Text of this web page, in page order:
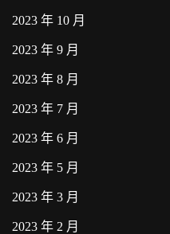
2023 年 10 月
2023 年 9 月
2023 年 8 月
2023 年 7 月
2023 年 6 月
2023 年 5 月
2023 年 3 月
2023 年 2 月